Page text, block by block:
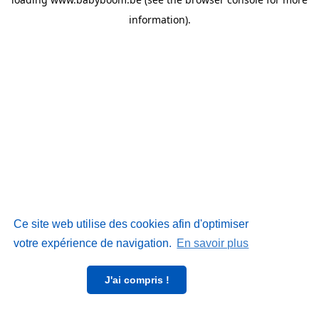
Ce site web utilise des cookies afin d'optimiser
votre expérience de navigation. En savoir plus
J'ai compris !
information).